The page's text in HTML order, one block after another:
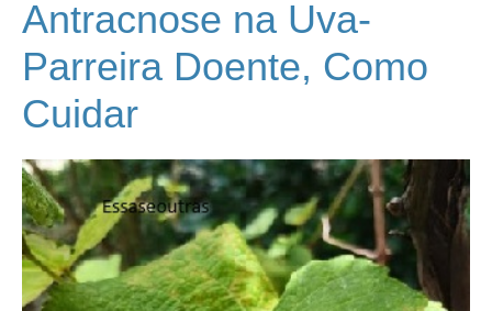
Antracnose na Uva-
Parreira Doente, Como
Cuidar